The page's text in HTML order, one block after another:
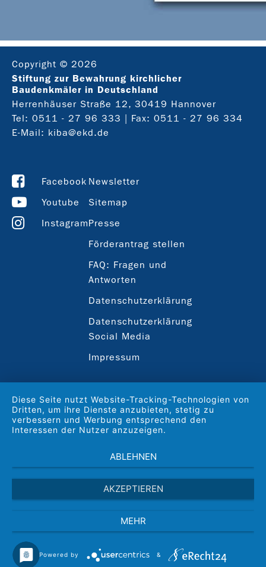
Copyright © 2026
Stiftung zur Bewahrung kirchlicher
Baudenkmäler in Deutschland
Herrenhäuser Straße 12, 30419 Hannover
Tel: 0511 - 27 96 333
| Fax: 0511 - 27 96 334
E-Mail: kiba@ekd.de
Facebook
Youtube
Instagram
Newsletter
Sitemap
Presse
Förderantrag stellen
FAQ: Fragen und
Antworten
Datenschutzerklärung
Datenschutzerklärung
Social Media
Impressum
Diese Seite nutzt Website-Tracking-Technologien von
Dritten, um ihre Dienste anzubieten, stetig zu
verbessern und Werbung entsprechend den
Interessen der Nutzer anzuzeigen.
ABLEHNEN
AKZEPTIEREN
MEHR
Powered by &